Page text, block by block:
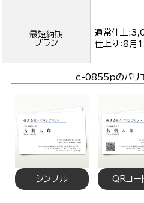
最短納期
プラン
通常仕上
仕上り：8月
c-0855pのバリエ
シンプル QRコー